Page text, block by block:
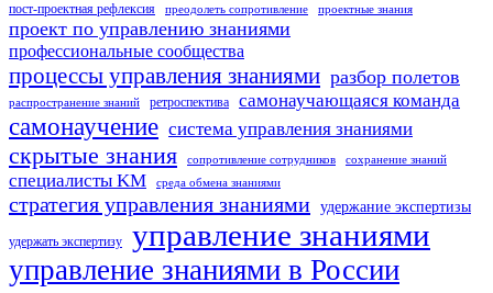
пост-проектная рефлексия преодолеть сопротивление проектные знания
проект по управлению знаниями
профессиональные сообщества
процессы управления знаниями разбор полетов
распространение знаний ретроспектива самонаучающаяся команда
самонаучение система управления знаниями
скрытые знания сопротивление сотрудников сохранение знаний
специалисты KM среда обмена знаниями
стратегия управления знаниями удержание экспертизы
удержать экспертизу управление знаниями
управление знаниями в России